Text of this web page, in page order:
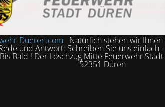
Dueren.com Natürlich stehen wir
und Antwort: Schreiben Sie uns einfach -
Bis Bald ! Der Löschzug Mitte Feuerwehr
52351 Düren